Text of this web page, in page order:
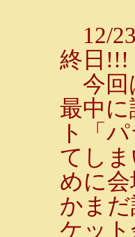
12/
終日!!!
今回
最中
ト「
てし
めに
かま
ケッ